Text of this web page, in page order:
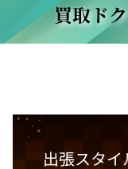
買取ド
出張スタ